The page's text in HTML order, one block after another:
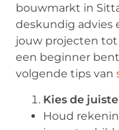
bouwmarkt in
deskundig advies
jouw projecten tot
een beginner
volgende tips van
Kies de
Houd